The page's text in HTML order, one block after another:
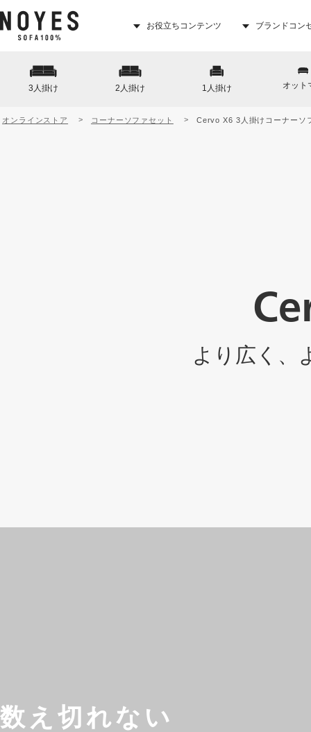
お役立ちコンテンツ ブランドコン
3人掛け 2人掛け 1人掛け オット
オンラインストア コーナーソファセット Cervo X6 3人掛けコーナーソ
より広く、
数え切れない